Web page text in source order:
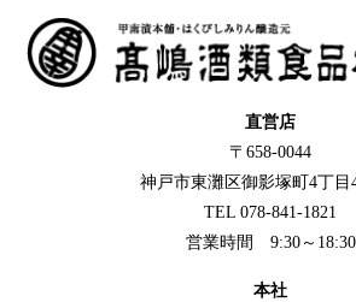
直営店
〒658-0044
神戸市東灘区御影塚町4丁目
TEL 078-841-1821
営業時間 9:30～18:30
本社